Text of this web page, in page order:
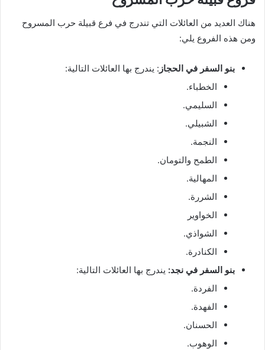
هناك العديد من العائلات التي تندرج في فرع قبيلة حرب المسروح
ومن هذه الفروع يلي:
بنو السفر في الحجاز : يندرج بها العائلات التالية:
الخطباء.
السليمي.
الشبيلي.
النجمة.
الطمح والتومان.
المهالية.
الشررة.
الخواوير
الشواذي.
الكنادرة.
بنو السفر في نجد: يندرج بها العائلات التالية:
الفردة.
الفهدة.
الحسنان.
الوهوب.